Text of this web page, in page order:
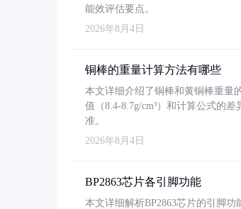
能效评估要点。
2026年8月4日
铜棒的重量计算方法有哪些
本文详细介绍了铜棒和黄铜棒重量
值（8.4-8.7g/cm³）和计算公式的
准。
2026年8月4日
BP2863芯片各引脚功能
本文详细解析BP2863芯片的引脚